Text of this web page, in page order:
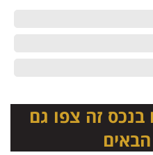
בנכס זה צפו גם